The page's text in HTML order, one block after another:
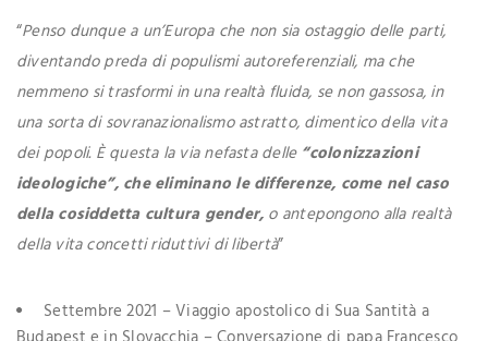
“Penso dunque a un’Europa che non sia ostaggio delle parti,
diventando preda di populismi autoreferenziali, ma che
nemmeno si trasformi in una realtà fluida, se non gassosa, in
una sorta di sovranazionalismo astratto, dimentico della vita
dei popoli. È questa la via nefasta delle “colonizzazioni
ideologiche”, che eliminano le differenze, come nel caso
della cosiddetta cultura gender, o antepongono alla realtà
della vita concetti riduttivi di libertà”
Settembre 2021 – Viaggio apostolico di Sua Santità a